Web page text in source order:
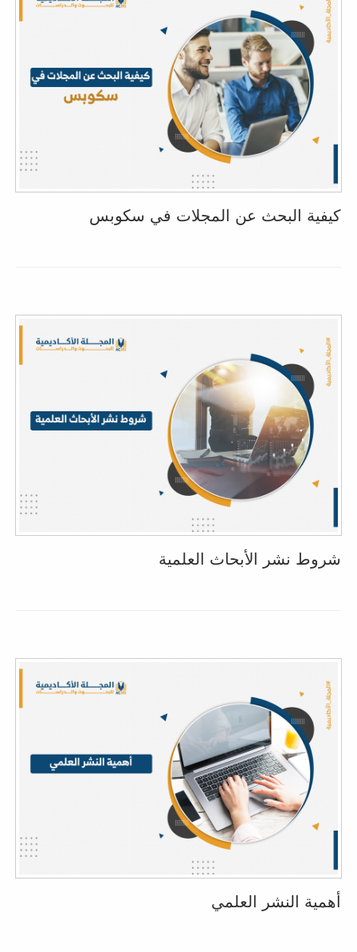
كيفية البحث عن المجلات في سكوبس
شروط نشر الأبحاث العلمية
أهمية النشر العلمي